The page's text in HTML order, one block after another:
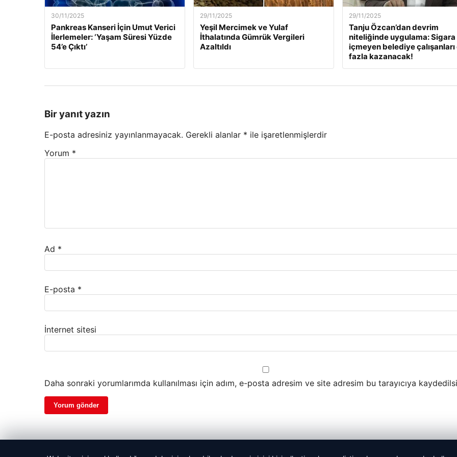
30/11/2025
Pankreas Kanseri İçin Umut Verici
İlerlemeler: ‘Yaşam Süresi Yüzde
54’e Çıktı’
29/11/2025
Yeşil Mercimek ve Yulaf
İthalatında Gümrük Vergileri
Azaltıldı
29/11/2025
Tanju Özcan’dan devrim
niteliğinde uygulama: Sigara
içmeyen belediye çalışanları
fazla kazanacak!
Bir yanıt yazın
E-posta adresiniz yayınlanmayacak. Gerekli alanlar * ile işaretlenmişlerdir
Yorum *
Ad *
E-posta *
İnternet sitesi
Daha sonraki yorumlarımda kullanılması için adım, e-posta adresim ve site adresim bu tarayıcıya